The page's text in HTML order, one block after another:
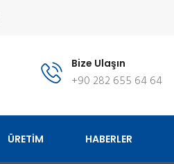
Bize Ulaşın
+90 282 655 64 64
ÜRETİM HABERLER